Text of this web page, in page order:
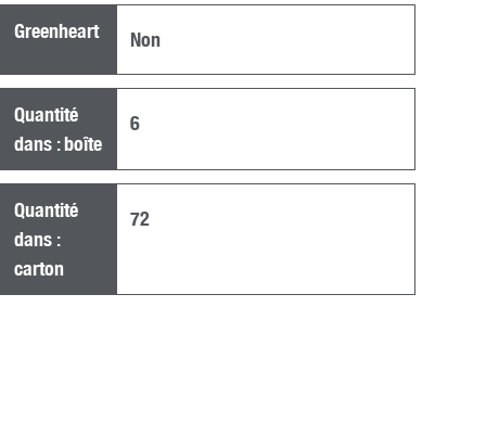
Greenheart Non
Quantité
dans : boîte
6
Quantité
dans :
carton
72